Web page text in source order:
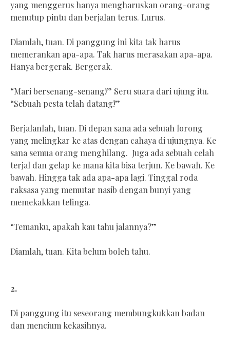
yang menggerus hanya mengharuskan orang-orang
menutup pintu dan berjalan terus. Lurus.
Diamlah, tuan. Di panggung ini kita tak harus
memerankan apa-apa. Tak harus merasakan apa-apa.
Hanya bergerak. Bergerak.
“Mari bersenang-senang!” Seru suara dari ujung itu.
“Sebuah pesta telah datang!”
Berjalanlah, tuan. Di depan sana ada sebuah lorong
yang melingkar ke atas dengan cahaya di ujungnya. Ke
sana semua orang menghilang. Juga ada sebuah celah
terjal dan gelap ke mana kita bisa terjun. Ke bawah. Ke
bawah. Hingga tak ada apa-apa lagi. Tinggal roda
raksasa yang memutar nasib dengan bunyi yang
memekakkan telinga.
“Temanku, apakah kau tahu jalannya?”
Diamlah, tuan. Kita belum boleh tahu.
2.
Di panggung itu seseorang membungkukkan badan
dan mencium kekasihnya.